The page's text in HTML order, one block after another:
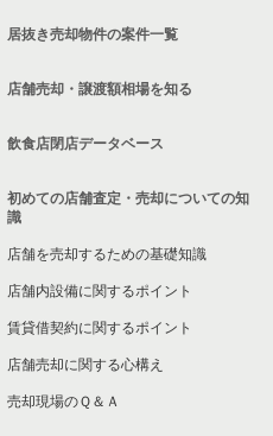
居抜き売却物件の案件一覧
店舗売却・譲渡額相場を知る
飲食店閉店データベース
初めての店舗査定・売却についての知
識
店舗を売却するための基礎知識
店舗内設備に関するポイント
賃貸借契約に関するポイント
店舗売却に関する心構え
売却現場のＱ＆Ａ